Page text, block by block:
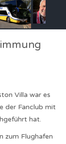
Villa war es
der Fanclub mit
hat.
zum Flughafen